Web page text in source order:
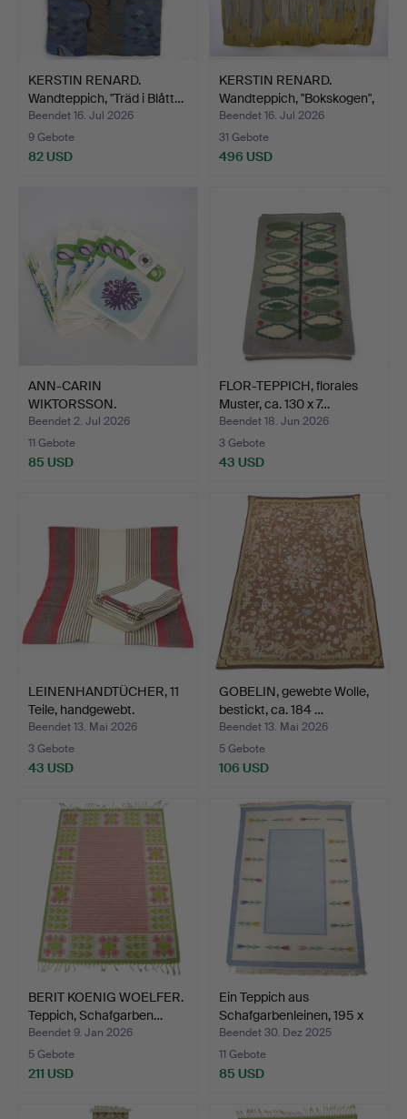
KERSTIN RENARD.
Wandteppich, "Träd i Blått…
Beendet 16. Jul 2026
9 Gebote
82 USD
KERSTIN RENARD.
Wandteppich, "Bokskogen",
…
Beendet 16. Jul 2026
31 Gebote
496 USD
ANN-CARIN
WIKTORSSON.
Küchenhandtücher, 12…
Beendet 2. Jul 2026
11 Gebote
85 USD
FLOR-TEPPICH, florales
Muster, ca. 130 x 7…
Beendet 18. Jun 2026
3 Gebote
43 USD
LEINENHANDTÜCHER, 11
Teile, handgewebt.
Beendet 13. Mai 2026
3 Gebote
43 USD
GOBELIN, gewebte Wolle,
bestickt, ca. 184 …
Beendet 13. Mai 2026
5 Gebote
106 USD
BERIT KOENIG WOELFER.
Teppich, Schafgarben…
Beendet 9. Jan 2026
5 Gebote
211 USD
Ein Teppich aus
Schafgarbenleinen, 195 x
1…
Beendet 30. Dez 2025
11 Gebote
85 USD